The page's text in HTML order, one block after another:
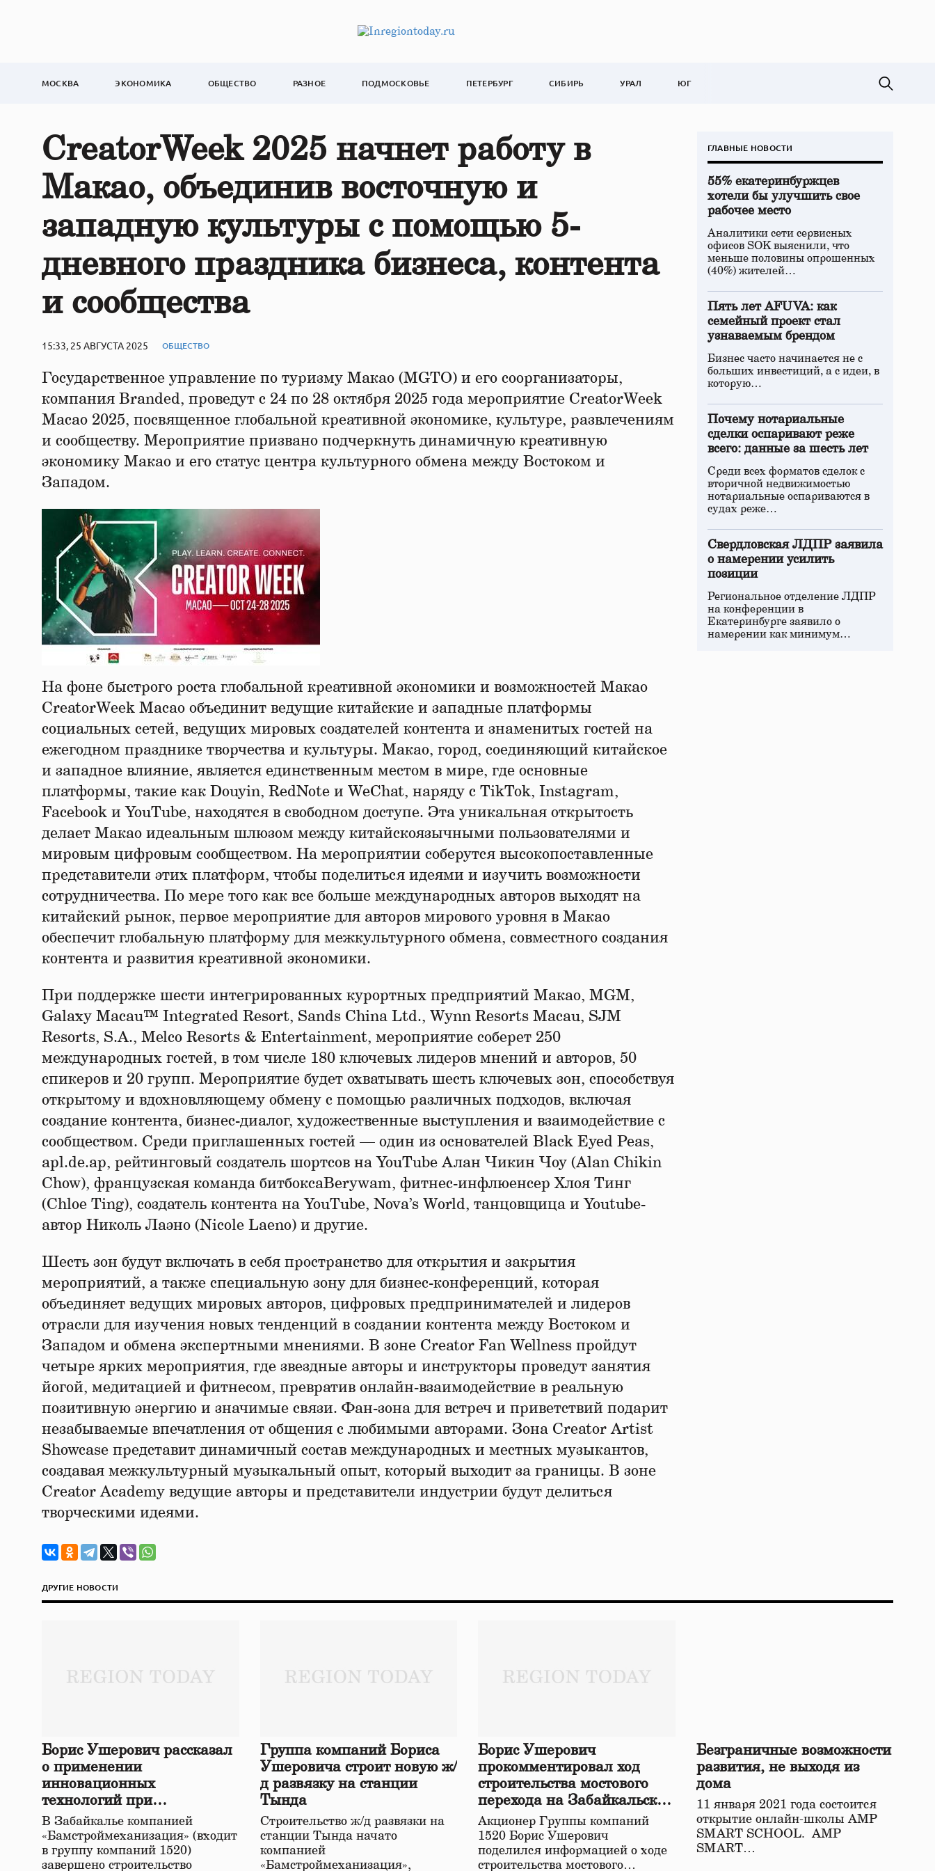
МОСКВА ЭКОНОМИКА ОБЩЕСТВО РАЗНОЕ ПОДМОСКОВЬЕ ПЕТЕРБУРГ СИБИРЬ УРАЛ ЮГ
CreatorWeek 2025 начнет работу в
Макао, объединив восточную и
западную культуры с помощью 5-
дневного праздника бизнеса, контента
и сообщества
15:33, 25 АВГУСТА 2025 ОБЩЕСТВО
Государственное управление по туризму Макао (MGTO) и его соорганизаторы,
компания Branded, проведут с 24 по 28 октября 2025 года мероприятие CreatorWeek
Macao 2025, посвященное глобальной креативной экономике, культуре, развлечениям
и сообществу. Мероприятие призвано подчеркнуть динамичную креативную
экономику Макао и его статус центра культурного обмена между Востоком и
Западом.
На фоне быстрого роста глобальной креативной экономики и возможностей Макао
CreatorWeek Macao объединит ведущие китайские и западные платформы
социальных сетей, ведущих мировых создателей контента и знаменитых гостей на
ежегодном празднике творчества и культуры. Макао, город, соединяющий китайское
и западное влияние, является единственным местом в мире, где основные
платформы, такие как Douyin, RedNote и WeChat, наряду с TikTok, Instagram,
Facebook и YouTube, находятся в свободном доступе. Эта уникальная открытость
делает Макао идеальным шлюзом между китайскоязычными пользователями и
мировым цифровым сообществом. На мероприятии соберутся высокопоставленные
представители этих платформ, чтобы поделиться идеями и изучить возможности
сотрудничества. По мере того как все больше международных авторов выходят на
китайский рынок, первое мероприятие для авторов мирового уровня в Макао
обеспечит глобальную платформу для межкультурного обмена, совместного создания
контента и развития креативной экономики.
При поддержке шести интегрированных курортных предприятий Макао, MGM,
Galaxy Macau™ Integrated Resort, Sands China Ltd., Wynn Resorts Macau, SJM
Resorts, S.A., Melco Resorts & Entertainment, мероприятие соберет 250
международных гостей, в том числе 180 ключевых лидеров мнений и авторов, 50
спикеров и 20 групп. Мероприятие будет охватывать шесть ключевых зон, способствуя
открытому и вдохновляющему обмену с помощью различных подходов, включая
создание контента, бизнес-диалог, художественные выступления и взаимодействие с
сообществом. Среди приглашенных гостей — один из основателей Black Eyed Peas,
apl.de.ap, рейтинговый создатель шортсов на YouTube Алан Чикин Чоу (Alan Chikin
Chow), французская команда битбоксаBerywam, фитнес-инфлюенсер Хлоя Тинг
(Chloe Ting), создатель контента на YouTube, Nova’s World, танцовщица и Youtube-
автор Николь Лаэно (Nicole Laeno) и другие.
Шесть зон будут включать в себя пространство для открытия и закрытия
мероприятий, а также специальную зону для бизнес-конференций, которая
объединяет ведущих мировых авторов, цифровых предпринимателей и лидеров
отрасли для изучения новых тенденций в создании контента между Востоком и
Западом и обмена экспертными мнениями. В зоне Creator Fan Wellness пройдут
четыре ярких мероприятия, где звездные авторы и инструкторы проведут занятия
йогой, медитацией и фитнесом, превратив онлайн-взаимодействие в реальную
позитивную энергию и значимые связи. Фан-зона для встреч и приветствий подарит
незабываемые впечатления от общения с любимыми авторами. Зона Creator Artist
Showcase представит динамичный состав международных и местных музыкантов,
создавая межкультурный музыкальный опыт, который выходит за границы. В зоне
Creator Academy ведущие авторы и представители индустрии будут делиться
творческими идеями.
ГЛАВНЫЕ НОВОСТИ
55% екатеринбуржцев
хотели бы улучшить свое
рабочее место
Аналитики сети сервисных
офисов SOK выяснили, что
меньше половины опрошенных
(40%) жителей…
Пять лет AFUVA: как
семейный проект стал
узнаваемым брендом
Бизнес часто начинается не с
больших инвестиций, а с идеи, в
которую…
Почему нотариальные
сделки оспаривают реже
всего: данные за шесть лет
Среди всех форматов сделок с
вторичной недвижимостью
нотариальные оспариваются в
судах реже…
Свердловская ЛДПР заявила
о намерении усилить
позиции
Региональное отделение ЛДПР
на конференции в
Екатеринбурге заявило о
намерении как минимум…
ДРУГИЕ НОВОСТИ
Борис Ушерович рассказал
о применении
инновационных
технологий при
строительстве нового моста
в Забайкалье
В Забайкалье компанией
«Бамстроймеханизация» (входит
в группу компаний 1520)
завершено строительство
Группа компаний Бориса
Ушеровича строит новую ж/
д развязку на станции
Тында
Строительство ж/д развязки на
станции Тында начато
компанией
«Бамстроймеханизация»,
Борис Ушерович
прокомментировал ход
строительства мостового
перехода на Забайкальской
железной дороге
Акционер Группы компаний
1520 Борис Ушерович
поделился информацией о ходе
строительства мостового…
Безграничные возможности
развития, не выходя из
дома
11 января 2021 года состоится
открытие онлайн-школы АМР
SMART SCHOOL. АМР
SMART…